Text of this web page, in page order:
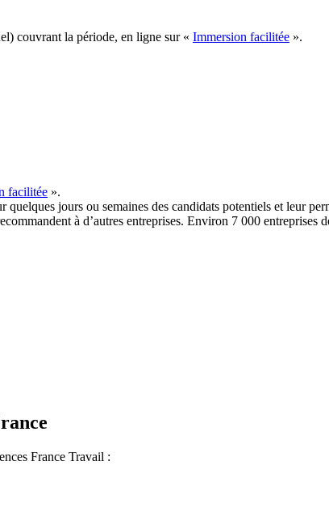
couvrant la période, en ligne sur « Immersion facilitée ».
facilitée ».
jours ou semaines des candidats potentiels et leur
à d’autres entreprises. Environ 7 000 entreprises
France Travail :